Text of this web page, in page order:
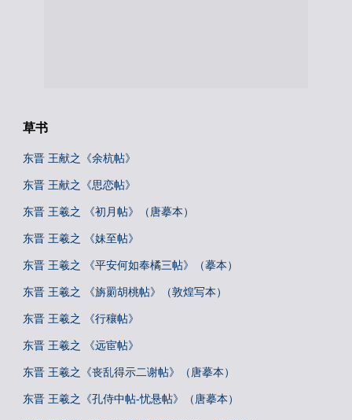
草书
东晋 王献之《余杭帖》
东晋 王献之《思恋帖》
东晋 王羲之 《初月帖》（唐摹本）
东晋 王羲之 《妹至帖》
东晋 王羲之 《平安何如奉橘三帖》（摹本）
东晋 王羲之 《旃罽胡桃帖》（敦煌写本）
东晋 王羲之 《行穰帖》
东晋 王羲之 《远宦帖》
东晋 王羲之《丧乱得示二谢帖》（唐摹本）
东晋 王羲之《孔侍中帖-忧悬帖》（唐摹本）